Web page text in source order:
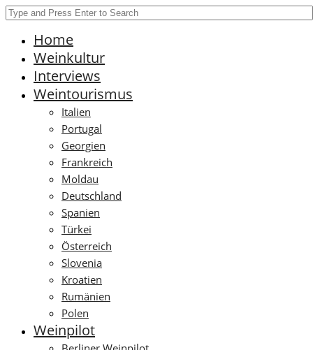
Home
Weinkultur
Interviews
Weintourismus
Italien
Portugal
Georgien
Frankreich
Moldau
Deutschland
Spanien
Türkei
Österreich
Slovenia
Kroatien
Rumänien
Polen
Weinpilot